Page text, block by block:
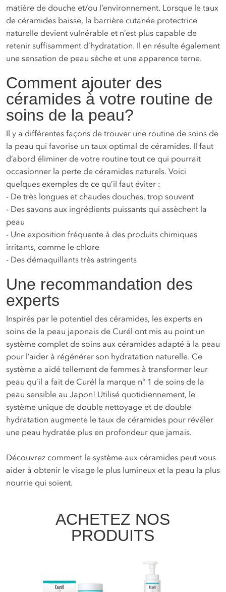
matière de douche et/ou l’environnement. Lorsque le taux
de céramides baisse, la barrière cutanée protectrice
naturelle devient vulnérable et n’est plus capable de
retenir suffisamment d’hydratation. Il en résulte également
une sensation de peau sèche et une apparence terne.
Comment ajouter des
céramides à votre routine de
soins de la peau?
Il y a différentes façons de trouver une routine de soins de
la peau qui favorise un taux optimal de céramides. Il faut
d’abord éliminer de votre routine tout ce qui pourrait
occasionner la perte de céramides naturels. Voici
quelques exemples de ce qu’il faut éviter :
- De très longues et chaudes douches, trop souvent
- Des savons aux ingrédients puissants qui assèchent la
peau
- Une exposition fréquente à des produits chimiques
irritants, comme le chlore
- Des démaquillants très astringents
Une recommandation des
experts
Inspirés par le potentiel des céramides, les experts en
soins de la peau japonais de Curél ont mis au point un
système complet de soins aux céramides adapté à la peau
pour l’aider à régénérer son hydratation naturelle. Ce
système a aidé tellement de femmes à transformer leur
peau qu’il a fait de Curél la marque n° 1 de soins de la
peau sensible au Japon! Utilisé quotidiennement, le
système unique de double nettoyage et de double
hydratation augmente le taux de céramides pour révéler
une peau hydratée plus en profondeur que jamais.
Découvrez comment le système aux céramides peut vous
aider à obtenir le visage le plus lumineux et la peau la plus
nourrie qui soient.
ACHETEZ NOS
PRODUITS